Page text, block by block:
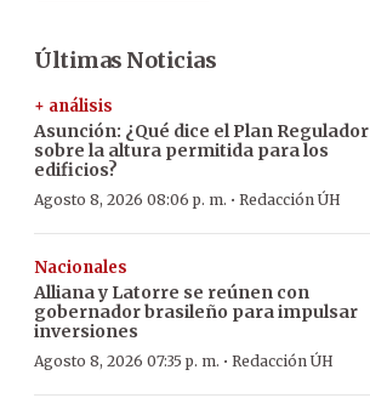
Últimas Noticias
+ análisis
Asunción: ¿Qué dice el Plan Regulador
sobre la altura permitida para los
edificios?
Agosto 8, 2026 08:06 p. m. · Redacción ÚH
Nacionales
Alliana y Latorre se reúnen con
gobernador brasileño para impulsar
inversiones
Agosto 8, 2026 07:35 p. m. · Redacción ÚH